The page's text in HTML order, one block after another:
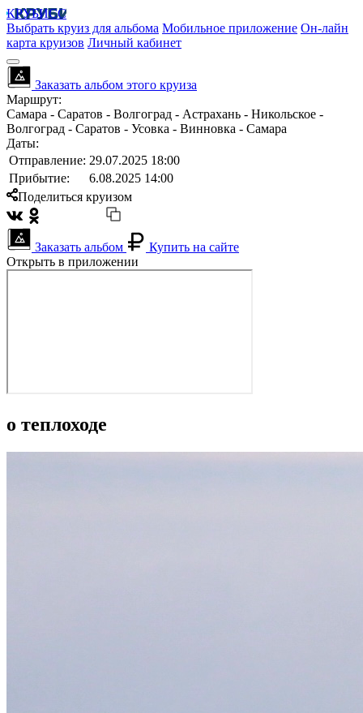
КРУБИСС
Выбрать круиз для альбома Мобильное приложение Он-лайн
карта круизов Личный кабинет
Заказать альбом этого круиза
Маршрут:
Самара - Саратов - Волгоград - Астрахань - Никольское -
Волгоград - Саратов - Усовка - Винновка - Самара
Даты:
Отправление: 29.07.2025 18:00
Прибытие:
6.08.2025 14:00
Поделиться круизом
Заказать альбом
Купить на сайте
Открыть в приложении
о теплоходе